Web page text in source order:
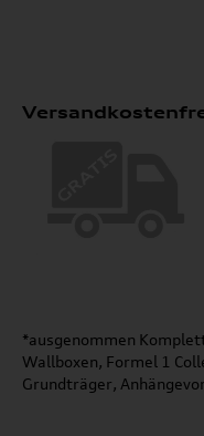
*ausgenommen
Wallboxen, Formel 1
Grundträger,